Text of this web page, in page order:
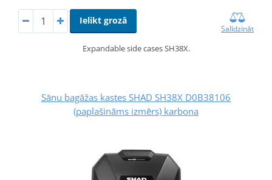
Ielikt grozā
Salīdzināt
Expandable side cases SH38X.
Sānu bagāžas kastes SHAD SH38X D0B38106
(paplašināms izmērs) karbona